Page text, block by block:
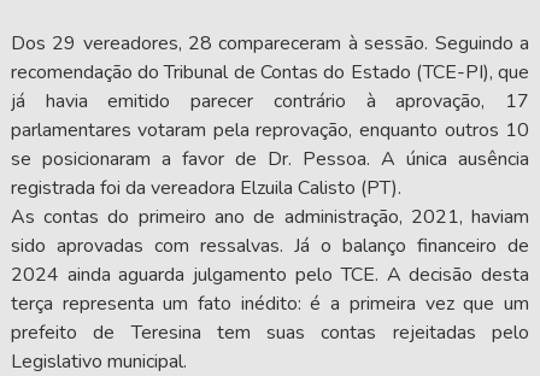
Dos 29 vereadores, 28 compareceram à sessão. Seguindo a
recomendação do Tribunal de Contas do Estado (TCE-PI), que
já havia emitido parecer contrário à aprovação, 17
parlamentares votaram pela reprovação, enquanto outros 10
se posicionaram a favor de Dr. Pessoa. A única ausência
registrada foi da vereadora Elzuila Calisto (PT).
As contas do primeiro ano de administração, 2021, haviam
sido aprovadas com ressalvas. Já o balanço financeiro de
2024 ainda aguarda julgamento pelo TCE. A decisão desta
terça representa um fato inédito: é a primeira vez que um
prefeito de Teresina tem suas contas rejeitadas pelo
Legislativo municipal.